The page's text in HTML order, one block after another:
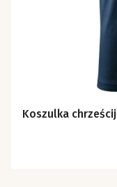
Koszulka